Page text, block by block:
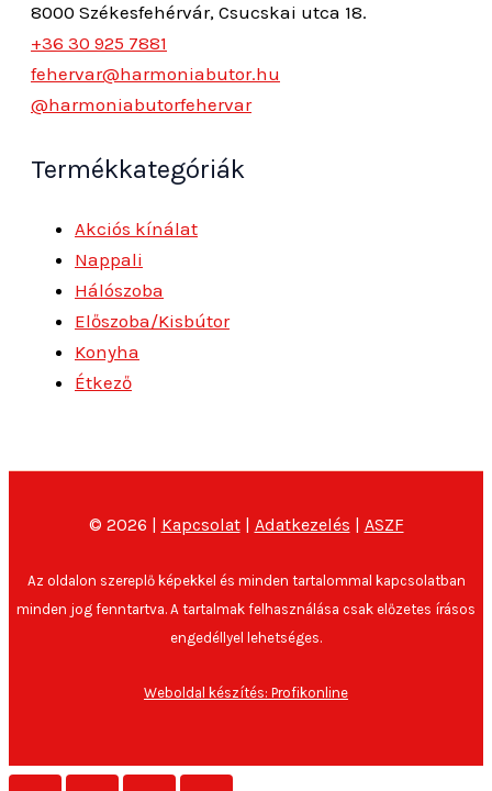
8000 Székesfehérvár, Csucskai utca 18.
+36 30 925 7881
fehervar@harmoniabutor.hu
@harmoniabutorfehervar
Termékkategóriák
Akciós kínálat
Nappali
Hálószoba
Előszoba/Kisbútor
Konyha
Étkező
© 2026 | Kapcsolat| Adatkezelés | ASZF
Az oldalon szereplő képekkel és minden tartalommal kapcsolatban
minden jog fenntartva. A tartalmak felhasználása csak előzetes írásos
engedéllyel lehetséges.
Weboldal készítés: Profikonline